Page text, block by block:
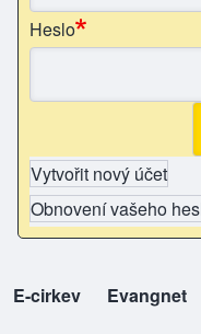
Heslo
Vytvořit nový účet
Obnovení vašeho
top-odkazy
E-cirkev
(opens in new tab)
Evangnet
(opens in